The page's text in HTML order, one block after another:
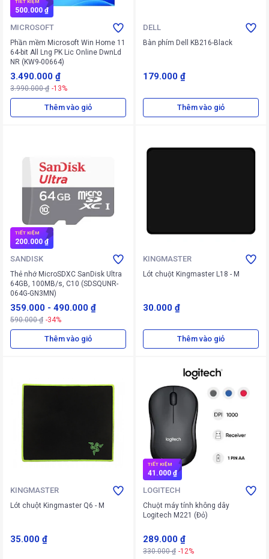
TIẾT KIỆM
500.000 ₫
MICROSOFT
Phần mềm Microsoft Win Home 11
64-bit All Lng PK Lic Online DwnLd
NR (KW9-00664)
3.490.000 ₫
3.990.000 ₫ -13%
Thêm vào giỏ
DELL
Bàn phím Dell KB216-Black
179.000 ₫
Thêm vào giỏ
TIẾT KIỆM
200.000 ₫
SANDISK
Thẻ nhớ MicroSDXC SanDisk Ultra
64GB, 100MB/s, C10 (SDSQUNR-
064G-GN3MN)
359.000 - 490.000 ₫
590.000 ₫ -34%
Thêm vào giỏ
KINGMASTER
Lót chuột Kingmaster L18 - M
30.000 ₫
Thêm vào giỏ
KINGMASTER
Lót chuột Kingmaster Q6 - M
35.000 ₫
TIẾT KIỆM
41.000 ₫
LOGITECH
Chuột máy tính không dây
Logitech M221 (Đỏ)
289.000 ₫
330.000 ₫ -12%